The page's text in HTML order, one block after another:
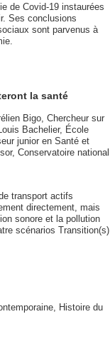
de Covid-19 instaurées
Ses conclusions
sont parvenus à
la santé
Bigo, Chercheur sur
Bachelier, École
junior en Santé et
Conservatoire national
transport actifs
directement, mais
sonore et la pollution
scénarios Transition(s)
Histoire du